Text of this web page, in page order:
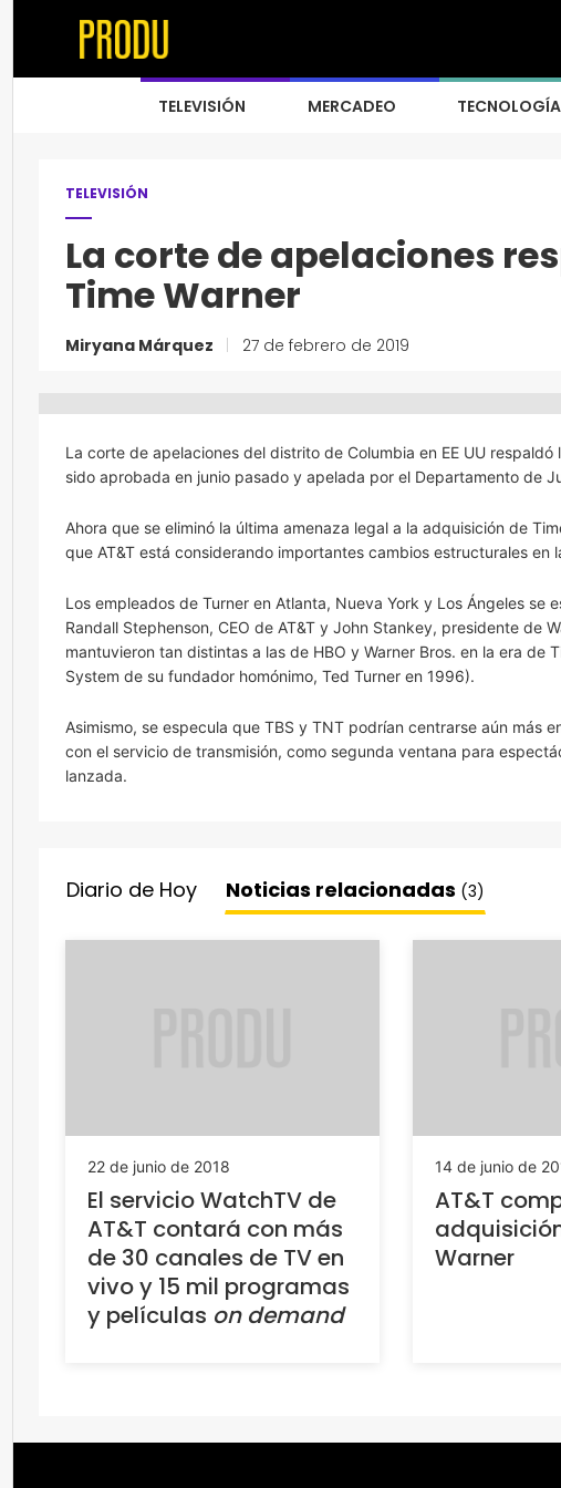
TELEVISIÓN MERCADEO TECNOLOGÍA
TELEVISIÓN
La corte de apelaciones
Time Warner
Miryana Márquez 27 de febrero de 2019
La corte de apelaciones del distrito de Columbia en EE UU
sido aprobada en junio pasado y apelada por el Departamento de
Ahora que se eliminó la última amenaza legal a la adquisición de
que AT&T está considerando importantes cambios estructurales en
Los empleados de Turner en Atlanta, Nueva York y Los Ángeles
Randall Stephenson, CEO de AT&T y John Stankey, presidente de
mantuvieron tan distintas a las de HBO y Warner Bros. en la era de
System de su fundador homónimo, Ted Turner en 1996).
Asimismo, se especula que TBS y TNT podrían centrarse aún
con el servicio de transmisión, como segunda ventana para
lanzada.
Diario de Hoy Noticias relacionadas (3)
22 de junio de 2018
El servicio WatchTV de
AT&T contará con más
de 30 canales de TV en
vivo y 15 mil programas
y películas on demand
14 de junio de
AT&T
Warner